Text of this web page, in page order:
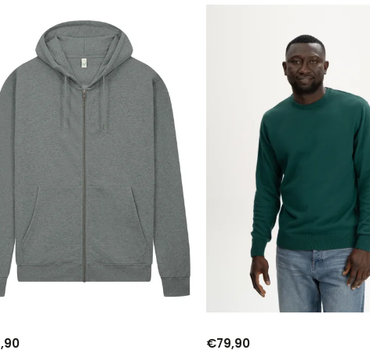
Najpredávanejšie
Abecedne
€79,90